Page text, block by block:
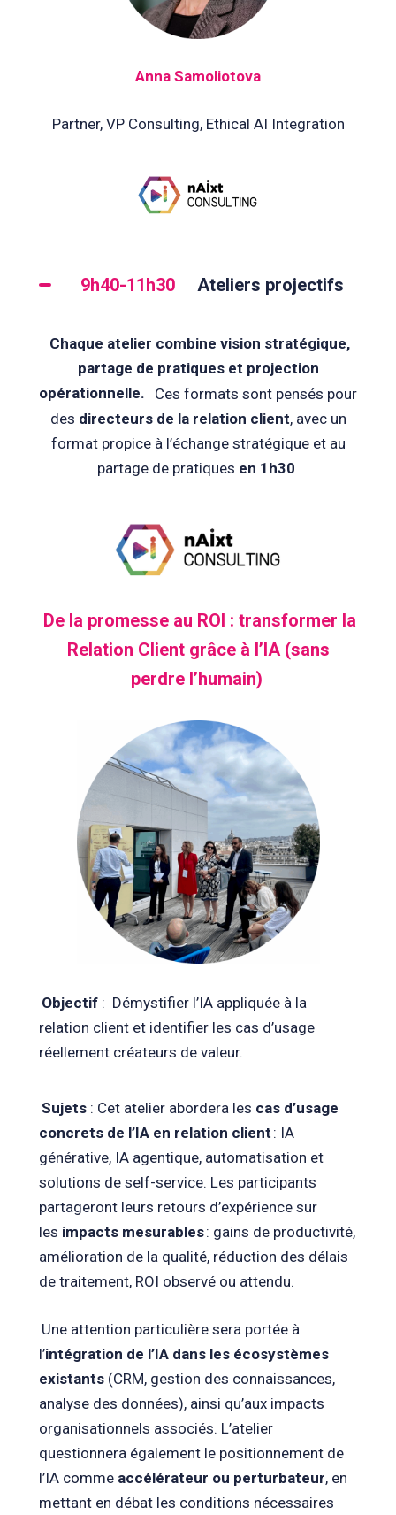
Anna Samoliotova
Partner, VP Consulting, Ethical AI Integration
9h40-11h30 Ateliers projectifs
Chaque atelier combine vision stratégique,
partage de pratiques et projection
opérationnelle.
Ces formats sont pensés pour
des directeurs de la relation client, avec un
format propice à l’échange stratégique et au
partage de pratiques en 1h30
De la promesse au ROI : transformer la
Relation Client grâce à l’IA (sans
perdre l’humain)
Objectif : Démystifier l’IA appliquée à la
relation client et identifier les cas d’usage
réellement créateurs de valeur.
Sujets : Cet atelier abordera les cas d’usage
concrets de l’IA en relation client : IA
générative, IA agentique, automatisation et
solutions de self-service. Les participants
partageront leurs retours d’expérience sur
les impacts mesurables: gains de productivité,
amélioration de la qualité, réduction des délais
de traitement, ROI observé ou attendu.
Une attention particulière sera portée à
l’intégration de l’IA dans les écosystèmes
existants (CRM, gestion des connaissances,
analyse des données), ainsi qu’aux impacts
organisationnels associés. L’atelier
questionnera également le positionnement de
l’IA comme accélérateur ou perturbateur, en
mettant en débat les conditions nécessaires